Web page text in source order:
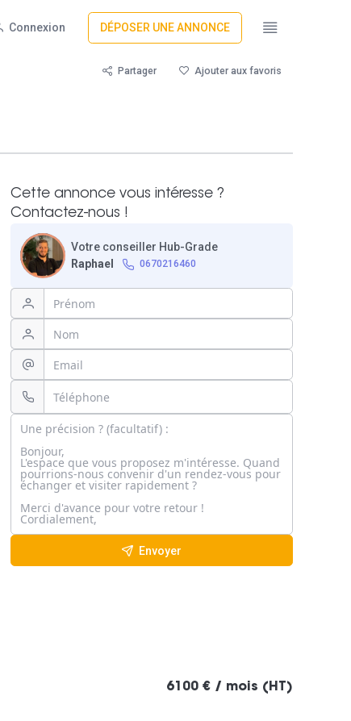
Connexion DÉPOSER UNE ANNONCE
Partager Ajouter aux favoris
Cette annonce vous intéresse ?
Contactez-nous !
Votre conseiller Hub-Grade
Raphael
0670216460
Envoyer
6100 € / mois (HT)